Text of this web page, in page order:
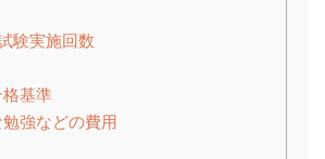
験実施回数
基準
強などの費用